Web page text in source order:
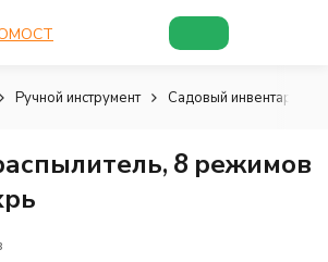
Ручной инструмент Садовый инвентарь
8 режимов